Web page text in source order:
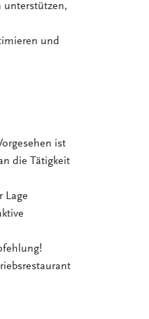
unterstützen,
und
ist
die Tätigkeit
Lage